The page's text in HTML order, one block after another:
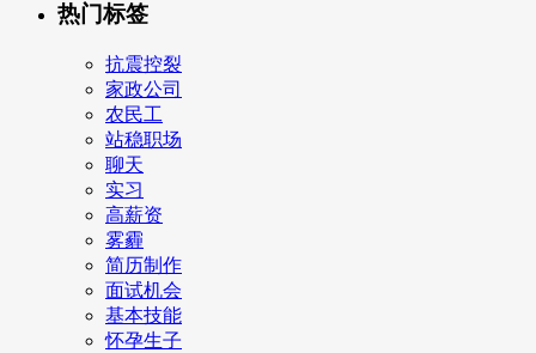
热门标签
抗震控裂
家政公司
农民工
站稳职场
聊天
实习
高薪资
雾霾
简历制作
面试机会
基本技能
怀孕生子